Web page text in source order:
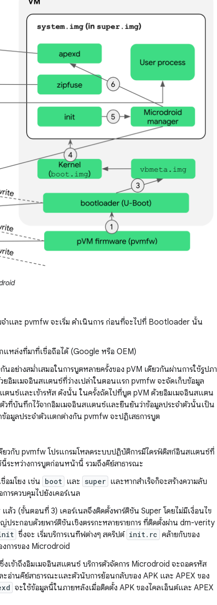
และ pvmfw จะเริ่ม ดำเนินการ ก่อนที่จะไปที่ Bootloader นั้น
หล่งที่มาที่เชื่อถือได้ (Google หรือ OEM)
อย่างสม่ำเสมอในการบูตหลายครั้งของ pVM เดียวกันผ่านการใช้รูปภา
ยอิมเมจอินสแตนซ์ที่ว่างเปล่าในตอนแรก pvmfw จะจัดเก็บข้อมูล
นซ์และเข้ารหัส ดังนั้น ในครั้งถัดไปที่บูต pVM ด้วยอิมเมจอินสแตน
วที่บันทึกไว้จากอิมเมจอินสแตนซ์และยืนยันว่าข้อมูลประจำตัวนั้นเป็น
มูลประจำตัวแตกต่างกัน pvmfw จะปฏิเสธการบูต
วกับ pvmfw โปรแกรมโหลดระบบปฏิบัติการมีไดรฟ์ดิสก์อินสแตนซ์ที่
ะหว่างการบูตก่อนหน้านี้ รวมถึงคีย์สาธารณะ
มโยง เช่น boot และ super และหากสำเร็จก็จะสร้างความลับ
ารควบคุมไปยังเคอร์เนล
ว (ขั้นตอนที่ 3) เคอร์เนลจึงติดตั้งพาร์ติชัน Super โดยไม่มีเงื่อนไข
ระกอบด้วยพาร์ติชันเชิงตรรกะหลายรายการ ที่ติดตั้งผ่าน dm-verity
ซึ่งจะ เริ่มบริการเนทีฟต่างๆ สคริปต์ init.rc คล้ายกับของ
การของ Microdroid
งเข้าถึงอิมเมจอินสแตนซ์ บริการตัวจัดการ Microdroid จะถอดรหัส
อ่านคีย์สาธารณะและตัวนับการย้อนกลับของ APK และ APEX ของ
จะใช้ข้อมูลนี้ในภายหลังเมื่อติดตั้ง APK ของไคลเอ็นต์และ APEX